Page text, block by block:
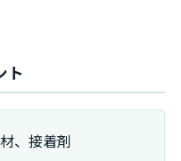
ト
、接着剤